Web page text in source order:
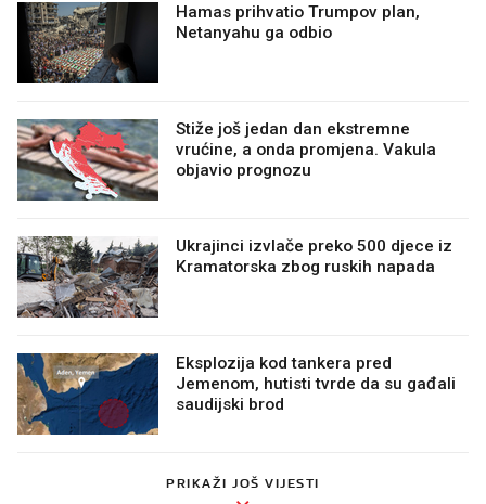
Hamas prihvatio Trumpov plan,
Netanyahu ga odbio
Stiže još jedan dan ekstremne
vrućine, a onda promjena. Vakula
objavio prognozu
Ukrajinci izvlače preko 500 djece iz
Kramatorska zbog ruskih napada
Eksplozija kod tankera pred
Jemenom, hutisti tvrde da su gađali
saudijski brod
PRIKAŽI JOŠ VIJESTI